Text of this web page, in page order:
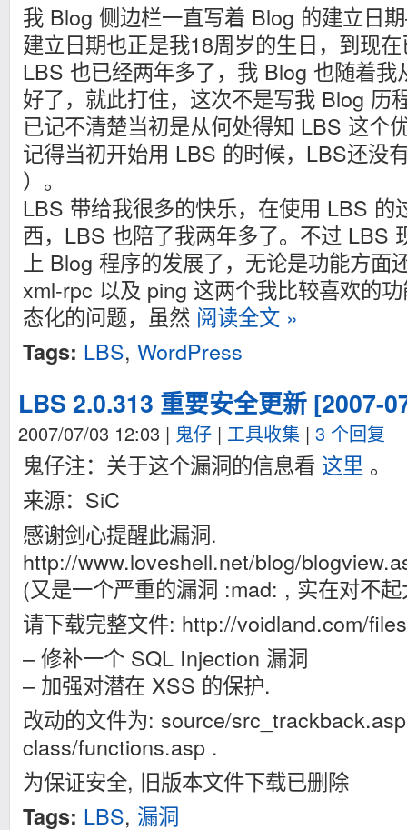
我 Blog 侧边栏一直写着 Blog 的建立日
建立日期也正是我18周岁的生日，到现
LBS 也已经两年多了，我 Blog 也随着我
好了，就此打住，这次不是写我 Blog 历
已记不清楚当初是从何处得知 LBS 这个
记得当初开始用 LBS 的时候，LBS还没
）。
LBS 带给我很多的快乐，在使用 LBS 的
西，LBS 也陪了我两年多了。不过 LBS
上 Blog 程序的发展了，无论是功能方面
xml-rpc 以及 ping 这两个我比较喜欢的
态化的问题，虽然 阅读全文 »
Tags: LBS, WordPress
LBS 2.0.313 重要安全更新 [2007-
2007/07/03 12:03 | 鬼仔 | 工具收集 | 3 个回复
鬼仔注：关于这个漏洞的信息看 这里 。
来源：SiC
感谢剑心提醒此漏洞.
http://www.loveshell.net/blog/
(又是一个严重的漏洞 :mad: , 实在对不
请下载完整文件: http://voidland.com/
– 修补一个 SQL Injection 漏洞
– 加强对潜在 XSS 的保护.
改动的文件为: source/
class/functions.asp .
为保证安全, 旧版本文件下载已删除
Tags: LBS, 漏洞